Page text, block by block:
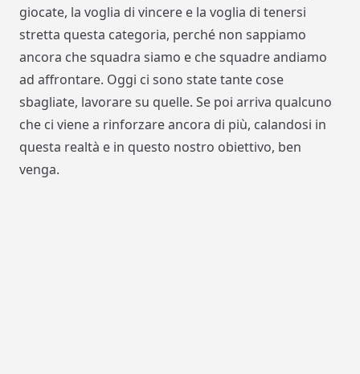
giocate, la voglia di vincere e la voglia di tenersi
stretta questa categoria, perché non sappiamo
ancora che squadra siamo e che squadre andiamo
ad affrontare. Oggi ci sono state tante cose
sbagliate, lavorare su quelle. Se poi arriva qualcuno
che ci viene a rinforzare ancora di più, calandosi in
questa realtà e in questo nostro obiettivo, ben
venga.